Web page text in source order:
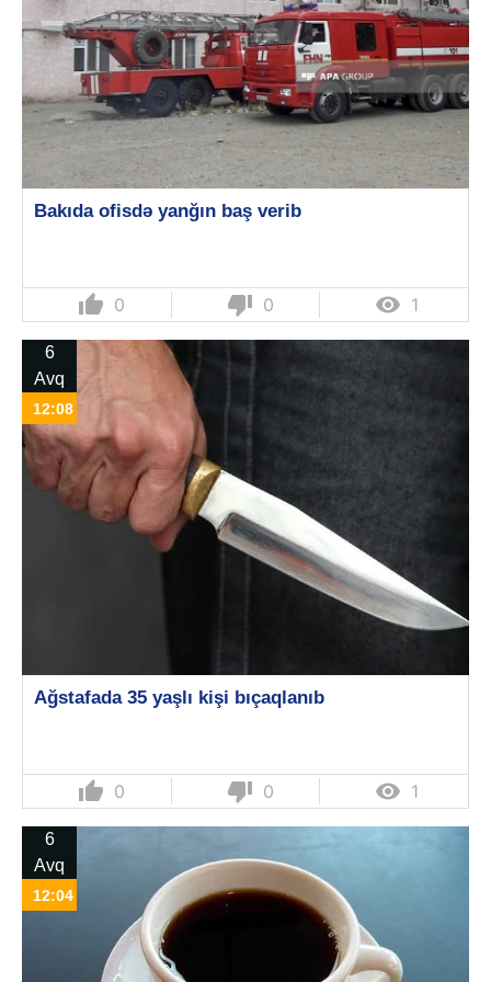
Bakıda ofisdə yanğın baş verib
thumb_up 0 thumb_down 0  1
6
Avq
12:08
Ağstafada 35 yaşlı kişi bıçaqlanıb
thumb_up 0 thumb_down 0  1
6
Avq
12:04